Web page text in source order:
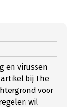
en virussen
bij The
voor
wil